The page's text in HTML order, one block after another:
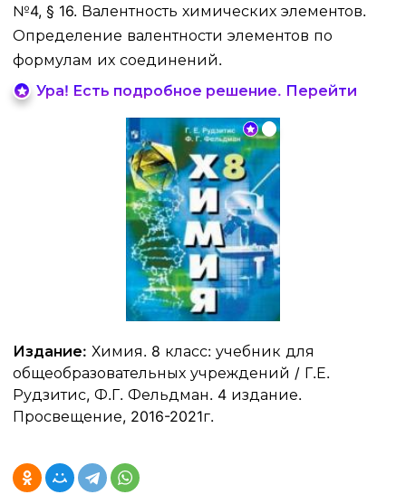
№4, § 16. Валентность химических элементов.
Определение валентности элементов по
формулам их соединений.
Ура! Есть подробное решение. Перейти
Издание: Химия. 8 класс: учебник для
общеобразовательных учреждений / Г.Е.
Рудзитис, Ф.Г. Фельдман. 4 издание.
Просвещение, 2016-2021г.